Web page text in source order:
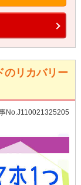
リカバリー
No.J110021325205